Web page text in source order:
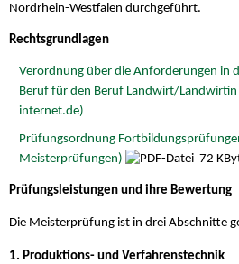
Nordrhein-Westfalen durchgeführt.
Rechtsgrundlagen
Verordnung über die Anforderungen in
Beruf für den Beruf Landwirt/
internet.de)
Prüfungsordnung
Meisterprüfungen)
72
Prüfungsleistungen und ihre Bewertung
Die Meisterprüfung ist in drei Abschnitte
1. Produktions- und Verfahrenstechnik